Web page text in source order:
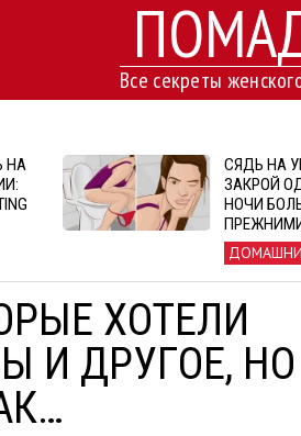
Все секреты
НА
СЯДЬ НА
ЗАКРОЙ
НОЧИ
ХОТЕЛИ
И ДРУГОЕ,